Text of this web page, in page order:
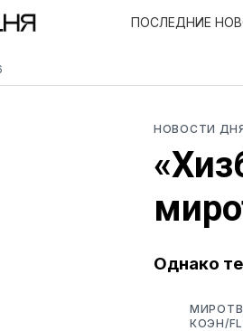
ПОСЛЕДНИЕ
НОВОСТИ
Однако
КОЭН/